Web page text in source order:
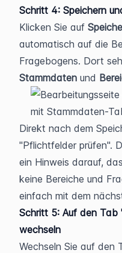
Schritt 4: Speichern
Klicken Sie auf
automatisch auf die
Stammdaten und
Direkt nach dem
"Pflichtfelder prüfen".
ein Hinweis darauf,
keine Bereiche und
einfach mit dem
Schritt 5: Auf den Tab
wechseln
Wechseln Sie auf den